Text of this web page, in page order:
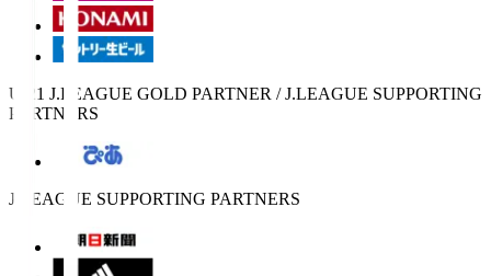
U-21 J.LEAGUE GOLD PARTNER / J.LEAGUE SUPPORTING
PARTNERS
J.LEAGUE SUPPORTING PARTNERS